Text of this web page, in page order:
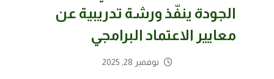
الجودة ينفّذ ورشة تدريبية عن
معايير الاعتماد البرامجي
نوفمبر 28, 2025